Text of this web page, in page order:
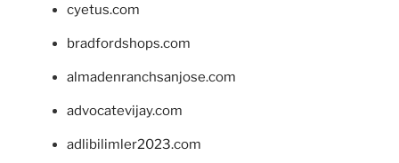
cyetus.com
bradfordshops.com
almadenranchsanjose.com
advocatevijay.com
adlibilimler2023.com